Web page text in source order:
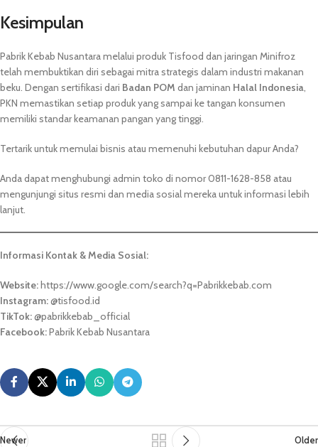
Kesimpulan
Pabrik Kebab Nusantara melalui produk Tisfood dan jaringan Minifroz
telah membuktikan diri sebagai mitra strategis dalam industri makanan
beku. Dengan sertifikasi dari Badan POM dan jaminan Halal Indonesia,
PKN memastikan setiap produk yang sampai ke tangan konsumen
memiliki standar keamanan pangan yang tinggi.
Tertarik untuk memulai bisnis atau memenuhi kebutuhan dapur Anda?
Anda dapat menghubungi admin toko di nomor 0811-1628-858 atau
mengunjungi situs resmi dan media sosial mereka untuk informasi lebih
lanjut.
Informasi Kontak & Media Sosial:
Website:https://www.google.com/search?q=Pabrikkebab.com
Instagram:@tisfood.id
TikTok:@pabrikkebab_official
Facebook:Pabrik Kebab Nusantara
Newer Older